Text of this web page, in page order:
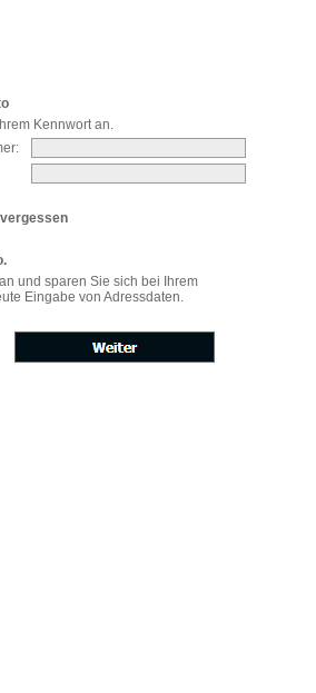
Kennwort an.
und sparen Sie sich bei Ihrem
Eingabe von Adressdaten.